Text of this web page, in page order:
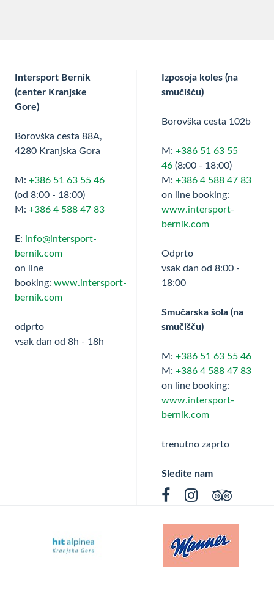
Intersport Bernik
(center Kranjske
Gore)
Borovška cesta 88A,
4280 Kranjska Gora
M: +386 51 63 55 46
(od 8:00 - 18:00)
M: +386 4 588 47 83
E: info@intersport-
bernik.com
on line
booking: www.intersport-
bernik.com
odprto
vsak dan od 8h - 18h
Izposoja koles (na
smučišču)
Borovška cesta 102b
M: +386 51 63 55
46(8:00 - 18:00)
M: +386 4 588 47 83
on line booking:
www.intersport-
bernik.com
Odprto
vsak dan od 8:00 -
18:00
Smučarska šola (na
smučišču)
M: +386 51 63 55 46
M: +386 4 588 47 83
on line booking:
www.intersport-
bernik.com
trenutno zaprto
Sledite nam